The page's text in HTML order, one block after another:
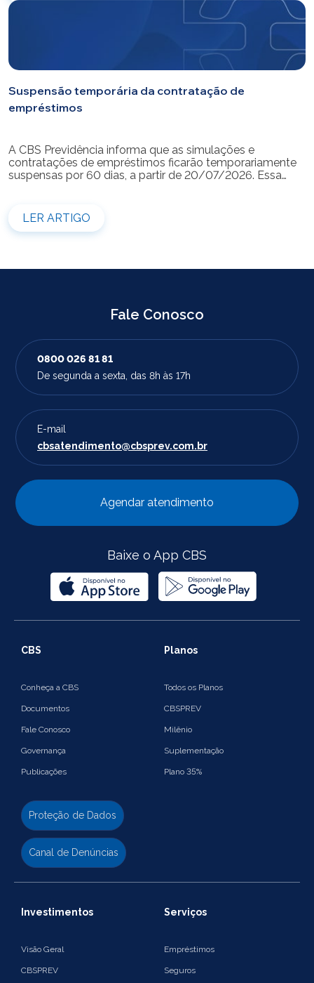
Suspensão temporária da contratação de
empréstimos
A CBS Previdência informa que as simulações e
contratações de empréstimos ficarão temporariamente
suspensas por 60 dias, a partir de 20/07/2026. Essa
realizar novas simulações ou contratar empréstimos
pelos canais disponibilizados pela CBS Previdência.
Recomendamos que os participantes que […]
LER ARTIGO
Fale Conosco
0800 026 81 81
De segunda a sexta, das 8h às 17h
E-mail
cbsatendimento@cbsprev.com.br
Agendar atendimento
Baixe o App CBS
CBS
Conheça a CBS
Documentos
Fale Conosco
Governança
Publicações
Proteção de Dados
Canal de Denúncias
Planos
Todos os Planos
CBSPREV
Milênio
Suplementação
Plano 35%
Investimentos
Visão Geral
CBSPREV
Serviços
Empréstimos
Seguros